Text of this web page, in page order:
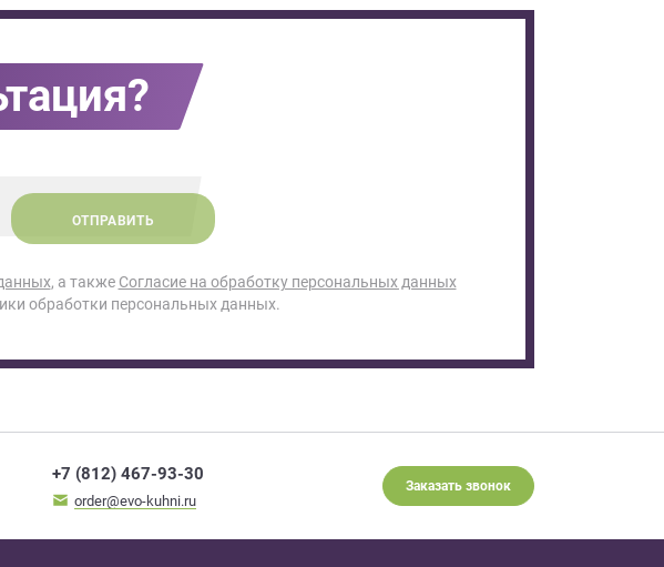
ОТПРАВИТЬ
, а также Согласие на обработку персональных данных
обработки персональных данных.
+7 (812) 467-93-30
order@evo-kuhni.ru
Заказать звонок